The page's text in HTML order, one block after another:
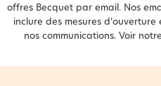
offres Becquet par email. Nos
inclure des mesures
nos communications. Voir notre